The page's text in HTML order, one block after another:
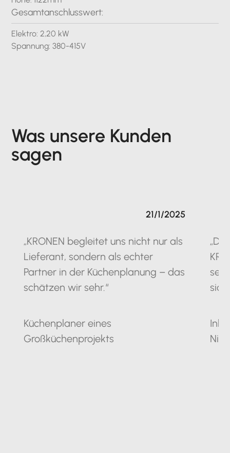
Gesamtanschlusswert:
Elektro: 2,20 kW
Spannung: 380-415V
Was unsere Kunden
sagen
„KRONEN begleitet uns nicht nur als
Lieferant, sondern als echter
Partner in der Küchenplanung – das
schätzen wir sehr.“
Küchenplaner eines
Großküchenprojekts
21/1/2025
seit
sich